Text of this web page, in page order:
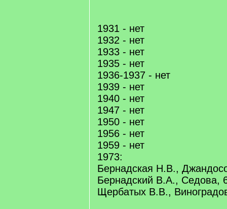
1931 - нет
1932 - нет
1933 - нет
1935 - нет
1936-1937 - нет
1939 - нет
1940 - нет
1947 - нет
1950 - нет
1956 - нет
1959 - нет
1973:
Бернадская Н.В.,
Бернадский В.А., Седова,
Щербатых В.В.,